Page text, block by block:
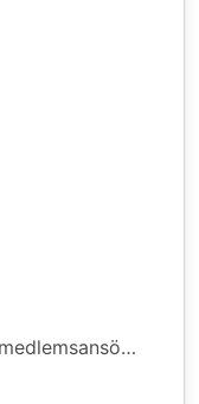
Markanvändningsblankett och medlemsansökan